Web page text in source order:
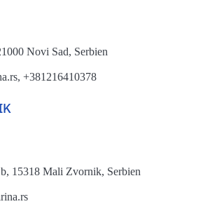
Novi Sad, Serbien
+381216410378
15318 Mali Zvornik, Serbien